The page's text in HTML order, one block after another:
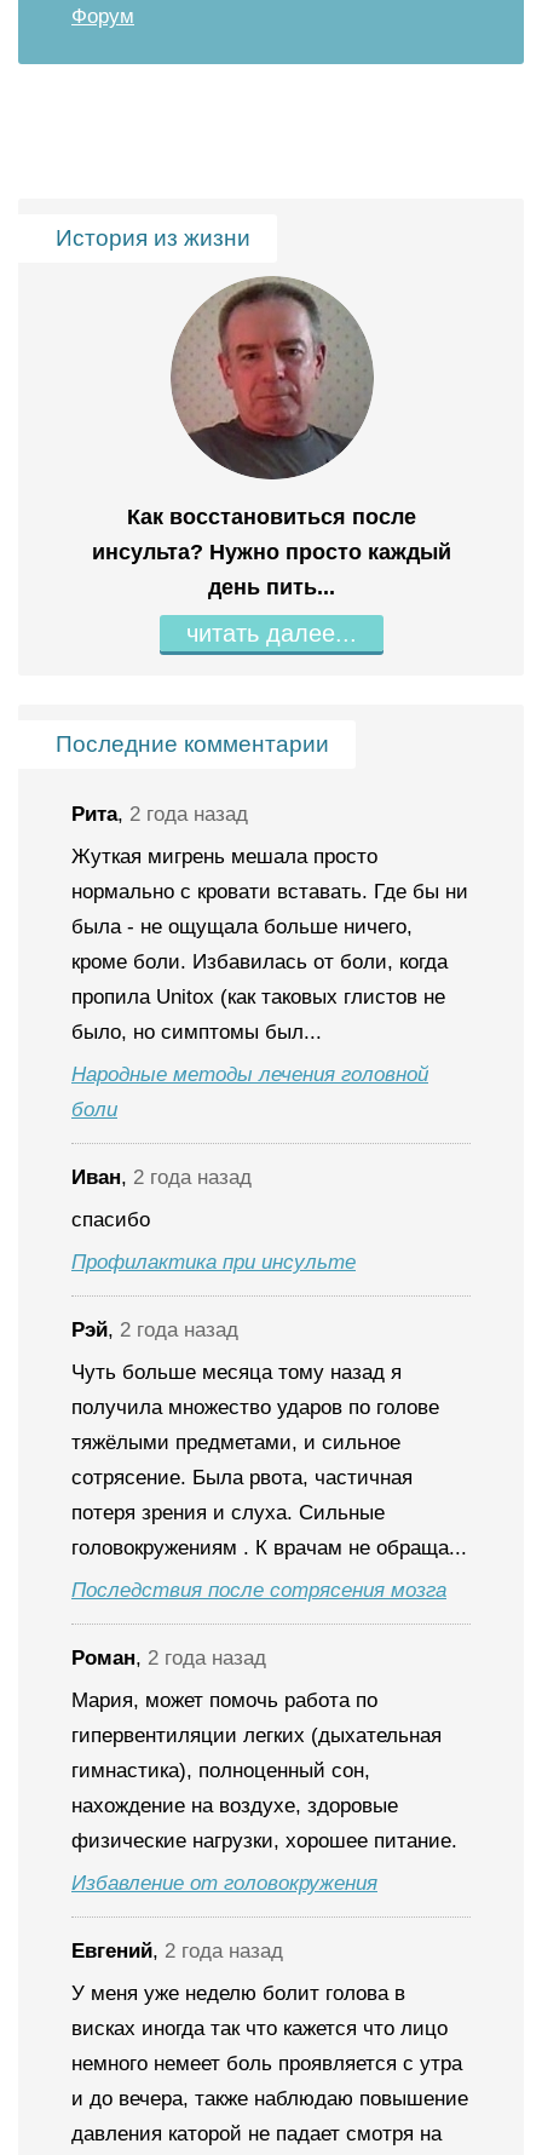
Форум
История из жизни
Как восстановиться после
инсульта? Нужно просто каждый
день пить...
читать далее...
Последние комментарии
Рита, 2 года назад
Жуткая мигрень мешала просто
нормально с кровати вставать. Где бы ни
была - не ощущала больше ничего,
кроме боли. Избавилась от боли, когда
пропила Unitox (как таковых глистов не
было, но симптомы был...
Народные методы лечения головной
боли
Иван, 2 года назад
спасибо
Профилактика при инсульте
Рэй, 2 года назад
Чуть больше месяца тому назад я
получила множество ударов по голове
тяжёлыми предметами, и сильное
сотрясение. Была рвота, частичная
потеря зрения и слуха. Сильные
головокружениям . К врачам не обраща...
Последствия после сотрясения мозга
Роман, 2 года назад
Мария, может помочь работа по
гипервентиляции легких (дыхательная
гимнастика), полноценный сон,
нахождение на воздухе, здоровые
физические нагрузки, хорошее питание.
Избавление от головокружения
Евгений, 2 года назад
У меня уже неделю болит голова в
висках иногда так что кажется что лицо
немного немеет боль проявляется с утра
и до вечера, также наблюдаю повышение
давления каторой не падает смотря на